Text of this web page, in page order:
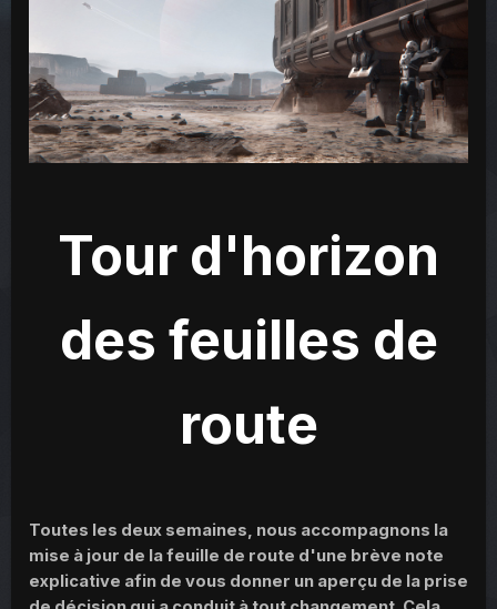
Tour d'horizon
des feuilles de
route
Toutes les deux semaines, nous accompagnons la
mise à jour de la feuille de route d'une brève note
explicative afin de vous donner un aperçu de la prise